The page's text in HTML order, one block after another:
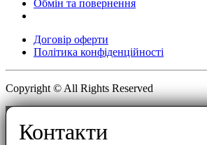
Обмін та повернення
Договір оферти
Політика конфіденційності
Copyright © All Rights Reserved
Контакти